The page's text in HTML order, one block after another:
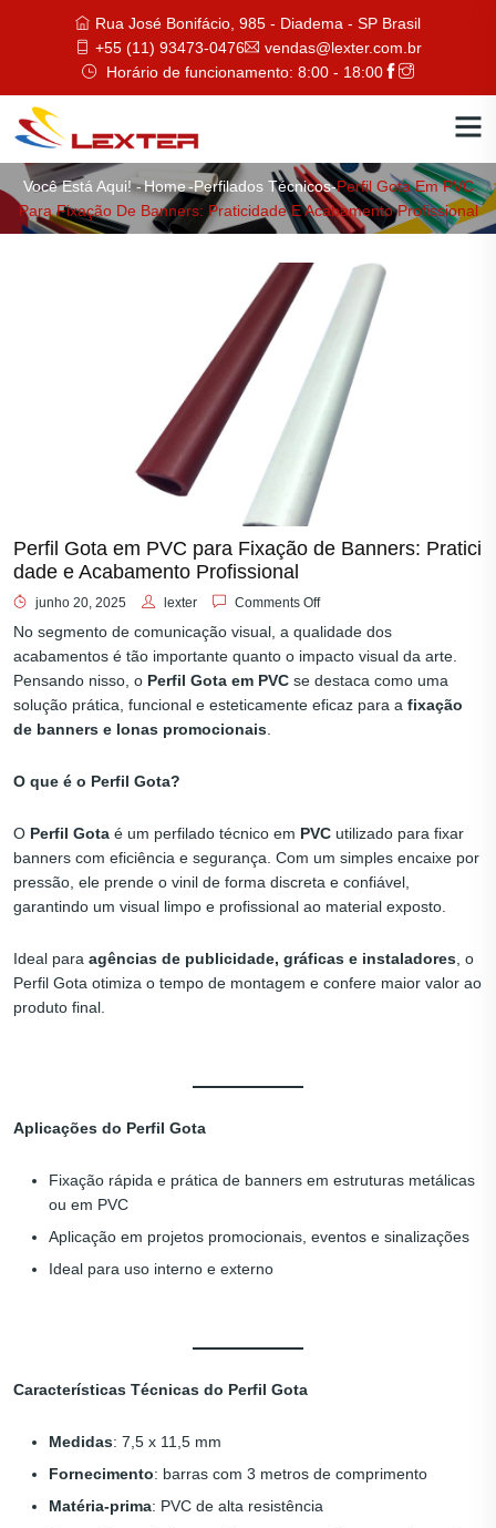
Rua José Bonifácio, 985 - Diadema - SP Brasil
+55 (11) 93473-0476
vendas@lexter.com.br
Horário de funcionamento: 8:00 - 18:00
Você Está Aqui! -Home-Perfilados Técnicos-Perfil Gota Em PVC
Para Fixação De Banners: Praticidade E Acabamento Profissional
Perfil Gota em PVC para Fixação de Banners: Pratici
dade e Acabamento Profissional
junho 20, 2025 lexter Comments Off
No segmento de comunicação visual, a qualidade dos
acabamentos é tão importante quanto o impacto visual da arte.
Pensando nisso, o Perfil Gota em PVC se destaca como uma
solução prática, funcional e esteticamente eficaz para a fixação
de banners e lonas promocionais
O que é o Perfil Gota?
O Perfil Gota é um perfilado técnico em PVC utilizado para fixar
banners com eficiência e segurança. Com um simples encaixe por
pressão, ele prende o vinil de forma discreta e confiável,
garantindo um visual limpo e profissional ao material exposto.
Ideal para agências de publicidade, gráficas e instaladores , o
Perfil Gota otimiza o tempo de montagem e confere maior valor ao
produto final.
Aplicações do Perfil Gota
Fixação rápida e prática de banners em estruturas metálicas
ou em PVC
Aplicação em projetos promocionais, eventos e sinalizações
Ideal para uso interno e externo
Características Técnicas do Perfil Gota
Medidas: 7,5 x 11,5 mm
Fornecimento: barras com 3 metros de comprimento
Matéria-prima: PVC de alta resistência